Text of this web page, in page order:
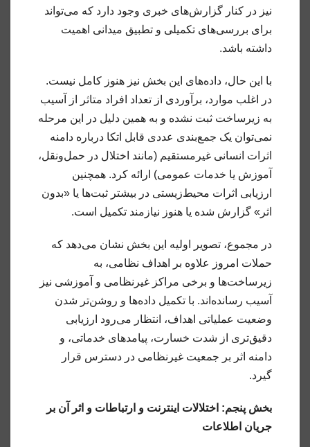
نیز در کنار گزارش‌های خبری وجود دارد که می‌تواند
برای بررسی‌های تکمیلی و تطبیق میدانی اهمیت
داشته باشد.
با این حال، داده‌های این بخش نیز هنوز کامل نیست.
در اغلب موارد، برآوردی از تعداد افراد متاثر از آسیب
به زیرساخت ثبت نشده و به همین دلیل در این مرحله
نمی‌توان یک جمع‌بندی عددی قابل اتکا درباره دامنه
اثرات انسانی غیرمستقیم (مانند اختلال در حمل‌ونقل،
آموزش یا خدمات عمومی) ارائه کرد. همچنین
ارزیابی اثرات محیط‌زیستی در بیشتر ثبت‌ها یا «بدون
اثر» گزارش شده یا هنوز نیازمند تکمیل است.
در مجموع، تصویر اولیه این بخش نشان می‌دهد که
حملات امروز علاوه بر اهداف نظامی، به
زیرساخت‌ها و برخی مراکز غیرنظامی و آموزشی نیز
آسیب رسانده‌اند. با تکمیل داده‌ها و روشن‌تر شدن
وضعیت عملیاتی اهداف، انتظار می‌رود ارزیابی
دقیق‌تری از شدت خسارت، پیامدهای خدماتی، و
دامنه اثر بر جمعیت غیرنظامی در دسترس قرار
گیرد.
بخش پنجم: اختلالات اینترنت و ارتباطات و اثر آن بر
جریان اطلاعات